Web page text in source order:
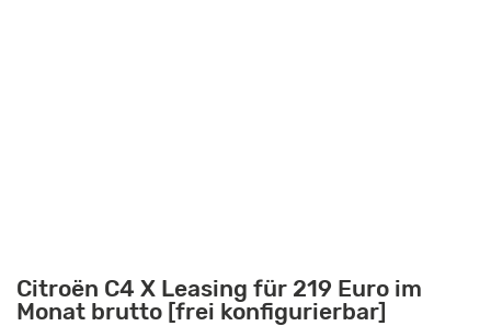
Citroën C4 X Leasing für 219 Euro im
Monat brutto [frei konfigurierbar]